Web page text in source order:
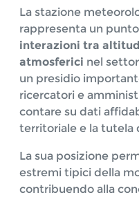
La stazione
rappresenta un
interazioni tra
atmosferici nel
un presidio
ricercatori e
contare su dati
territoriale e la tutela
La sua posizione
estremi tipici della
contribuendo alla